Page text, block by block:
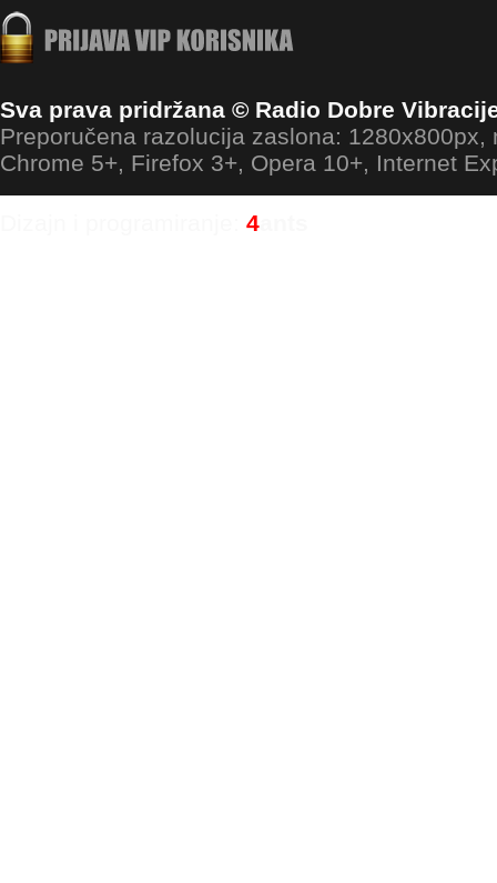
Sva prava pridržana © Radio Dobre
Preporučena razolucija zaslona: 1280x800px,
Chrome 5+, Firefox 3+, Opera 10+, Internet
4